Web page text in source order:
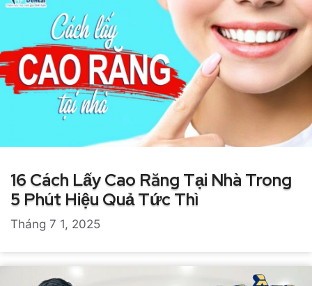
16 Cách Lấy Cao Răng Tại Nhà Trong
5 Phút Hiệu Quả Tức Thì
Tháng 7 1, 2025